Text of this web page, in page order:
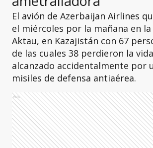
El avión de Azerbaijan Airlines
el miércoles por la mañana en
Aktau, en Kazajistán con 67
de las cuales 38 perdieron la
alcanzado accidentalmente por
misiles de defensa antiaérea.
Ads